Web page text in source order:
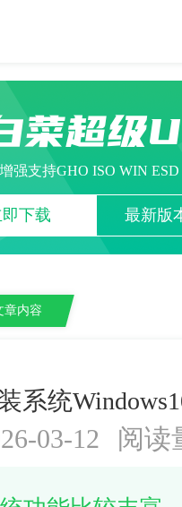
菜超级
强支持GHO ISO WIN
即下载 最新版
章内容
系统
03-12 阅读